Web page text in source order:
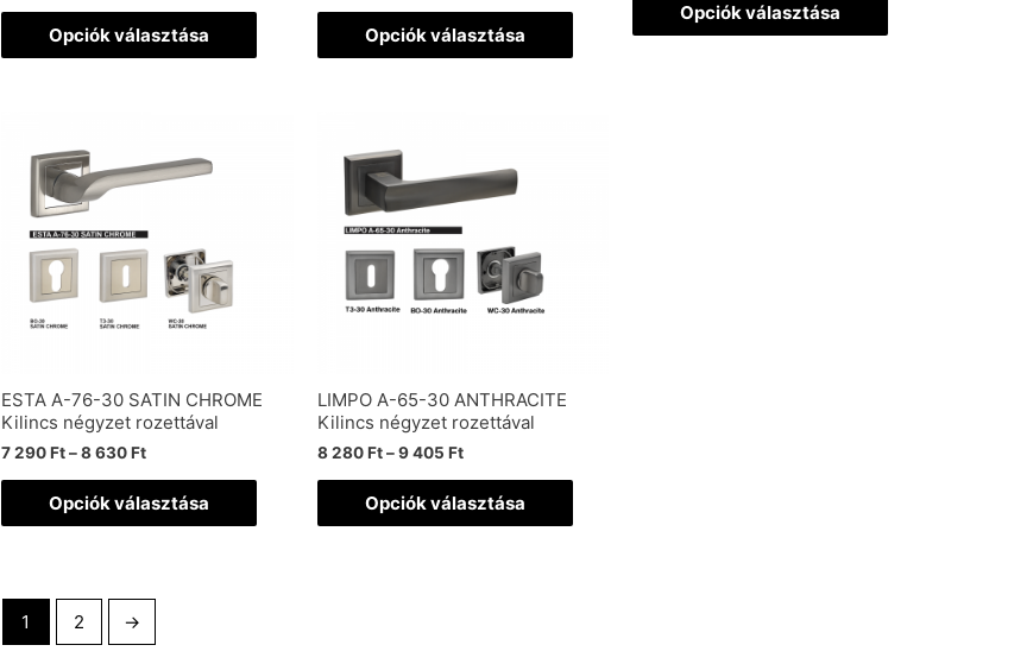
Opciók választása Opciók választása
Opciók választása
ESTA A-76-30 SATIN CHROME
Kilincs négyzet rozettával
7 290Ft–8 630Ft
Opciók választása
LIMPO A-65-30 ANTHRACITE
Kilincs négyzet rozettával
8 280Ft–9 405 Ft
Opciók választása
1 2 →